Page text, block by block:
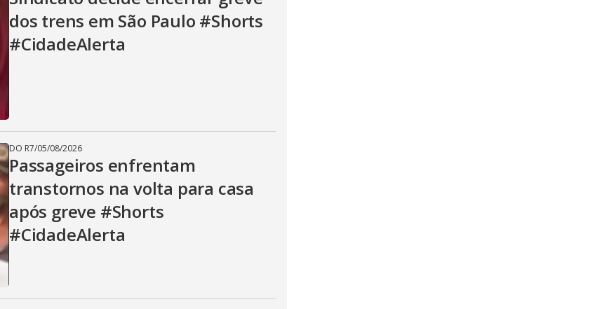
dos trens em São Paulo #Shorts
#CidadeAlerta
DO R7/05/08/2026
Passageiros enfrentam
transtornos na volta para casa
após greve #Shorts
#CidadeAlerta